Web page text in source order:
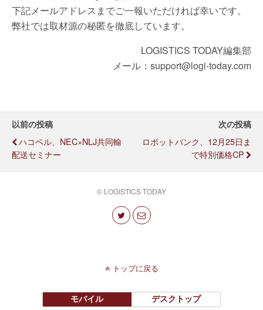
下記メールアドレスまでご一報いただければ幸いです。
弊社では取材源の秘匿を徹底しています。
LOGISTICS TODAY編集部
メール：support@logi-today.com
以前の投稿
ハコベル、NEC×NLJ共同輸
配送セミナー
次の投稿
ロボットバンク、12月25日ま
で特別価格CP
© LOGISTICS TODAY
トップに戻る
モバイル デスクトップ